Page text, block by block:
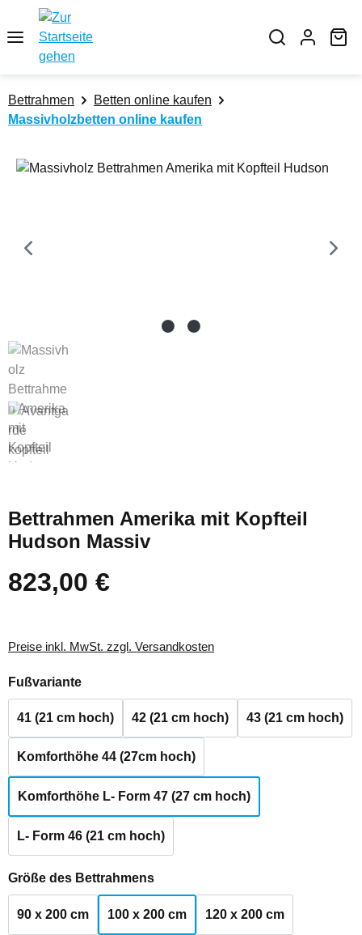
Zum Hauptinhalt springen
Bettrahmen
Betten online kaufen
Massivholzbetten online kaufen
Bildergalerie überspringen
Bettrahmen Amerika mit Kopfteil
Hudson Massiv
Regulärer Preis:
823,00 €
Preise inkl. MwSt. zzgl. Versandkosten
Fußvarianteauswählen
41 (21 cm hoch) 42 (21 cm hoch) 43 (21 cm hoch)
Komforthöhe 44 (27cm hoch)
Komforthöhe L- Form 47 (27 cm hoch)
L- Form 46 (21 cm hoch)
Größe des Bettrahmensauswählen
90 x 200 cm 100 x 200 cm 120 x 200 cm